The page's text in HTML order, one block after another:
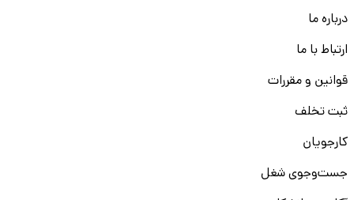
درباره ما
ارتباط با ما
قوانین و مقررات
ثبت تخلف
کارجویان
جست‌و‌جوی شغل